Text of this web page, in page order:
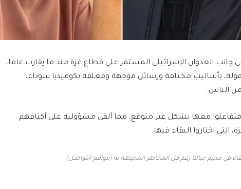
العدوان الإسرائيلي المستمر على قطاع غزة منذ ما يقارب عاما،
بأساليب مختلفة ورسائل موجهة ومغلفة بكوميديا سوداء،
الناس.
فتفاعلوا معها بشكل غير متوقع، مما ألقى مسؤولية على أكتافهم
اختاروا البقاء فيها.
في مخيم جباليا رغم كل المخاطر المحيطة به (مواقع التواصل)